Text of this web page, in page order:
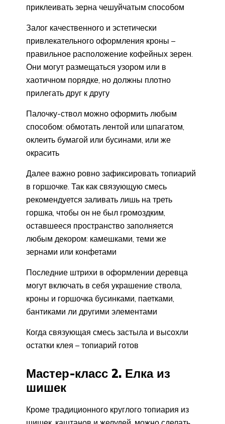
приклеивать зерна чешуйчатым способом
Залог качественного и эстетически
привлекательного оформления кроны –
правильное расположение кофейных зерен.
Они могут размещаться узором или в
хаотичном порядке, но должны плотно
прилегать друг к другу
Палочку-ствол можно оформить любым
способом: обмотать лентой или шпагатом,
оклеить бумагой или бусинами, или же
окрасить
Далее важно ровно зафиксировать топиарий
в горшочке. Так как связующую смесь
рекомендуется заливать лишь на треть
горшка, чтобы он не был громоздким,
оставшееся пространство заполняется
любым декором: камешками, теми же
зернами или конфетами
Последние штрихи в оформлении деревца
могут включать в себя украшение ствола,
кроны и горшочка бусинками, паетками,
бантиками ли другими элементами
Когда связующая смесь застыла и высохли
остатки клея – топиарий готов
Мастер-класс 2. Елка из
шишек
Кроме традиционного круглого топиария из